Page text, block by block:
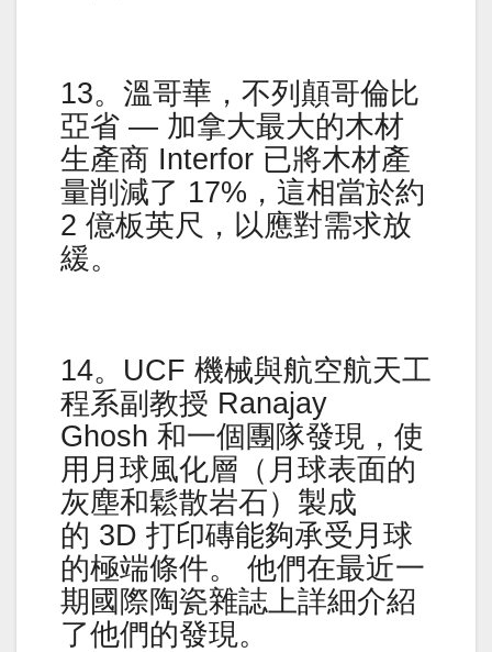
13。溫哥華，不列顛哥倫比
亞省 — 加拿大最大的木材
生產商 Interfor 已將木材產
量削減了 17%，這相當於約
2 億板英尺，以應對需求放
緩。
14。UCF 機械與航空航天工
程系副教授 Ranajay
Ghosh 和一個團隊發現，使
用月球風化層（月球表面的
灰塵和鬆散岩石）製成
的 3D 打印磚能夠承受月球
的極端條件。 他們在最近一
期國際陶瓷雜誌上詳細介紹
了他們的發現。